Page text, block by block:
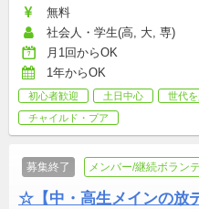
無料
社会人・学生(高, 大, 専)
月1回からOK
1年からOK
初心者歓迎 土日中心 世代
チャイルド・プア
募集終了 メンバー/継続ボラン
☆【中・高生メインの放